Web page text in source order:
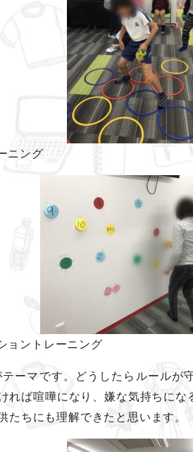
ニング
ョントレーニング
テーマです。どうしたらルール
れば喧嘩になり、嫌な気持ちに
たちにも理解できたと思います。